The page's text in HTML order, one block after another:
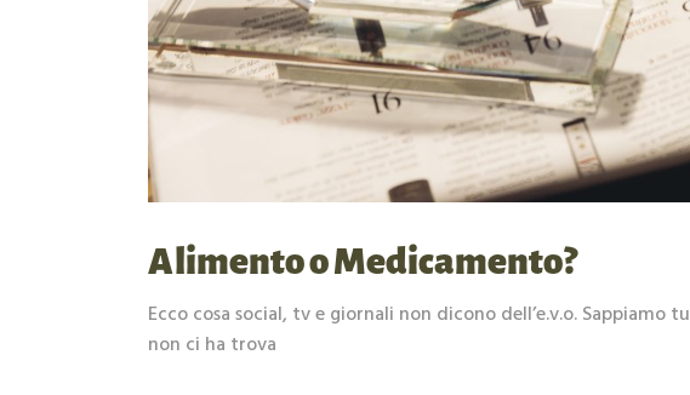
Alimento o Medicamento?
Ecco cosa social, tv e giornali non dicono dell’e.v.o.
non ci ha trova